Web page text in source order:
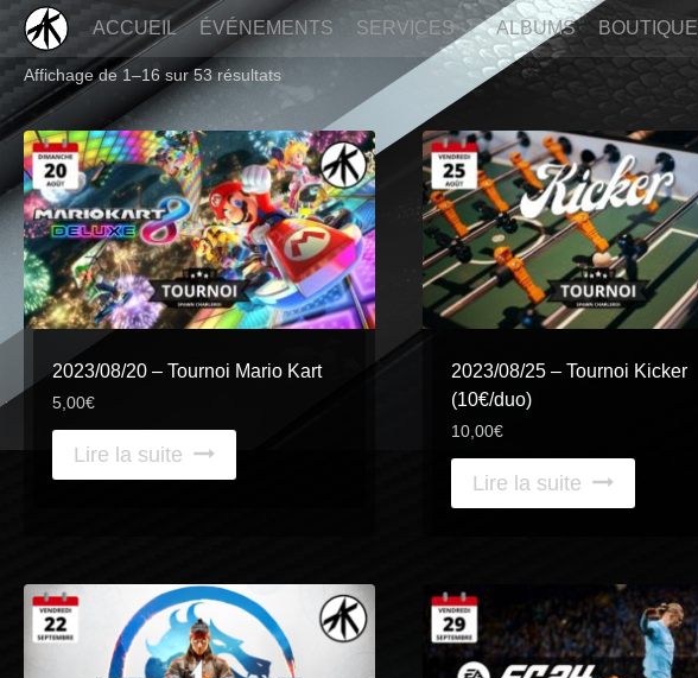
Aller
contenu
ACCUEIL ÉVÉNEMENTS SERVICES ALBUMS BOUTIQUE
Affichage de 1–16 sur 53 résultats
2023/08/20 – Tournoi Mario Kart
5,00€
Lire la suite
2023/08/25 – Tournoi Kicker
(10€/duo)
10,00€
Lire la suite